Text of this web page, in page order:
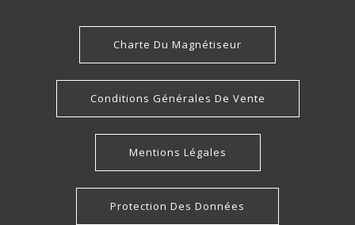
Charte Du Magnétiseur
Conditions Générales De Vente
Mentions Légales
Protection Des Données